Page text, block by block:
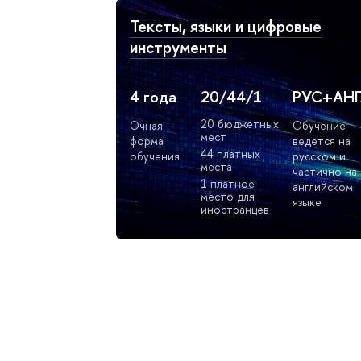
Тексты, языки и цифровые
инструменты
4 года
Очная
форма
обучения
20/44/1
20 бюджетных
мест
44 платных
места
1 платное
место для
иностранцев
Обучение
ведется на
русском и
частично на
английском
языке